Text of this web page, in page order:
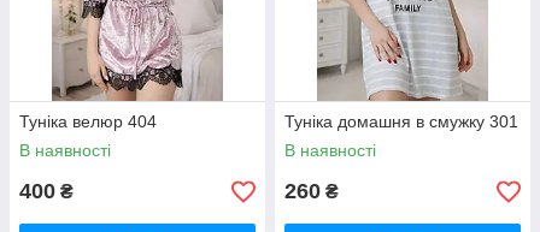
Туніка велюр 404
В наявності
400 ₴
Туніка домашня в смужку 301
В наявності
260 ₴